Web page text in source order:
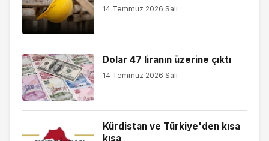
14 Temmuz 2026 Salı
Dolar 47 liranın üzerine çıktı
14 Temmuz 2026 Salı
Kürdistan ve Türkiye'den kısa
kısa